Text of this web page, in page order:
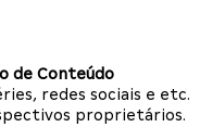
de Conteúdo
redes sociais e etc.
proprietários.